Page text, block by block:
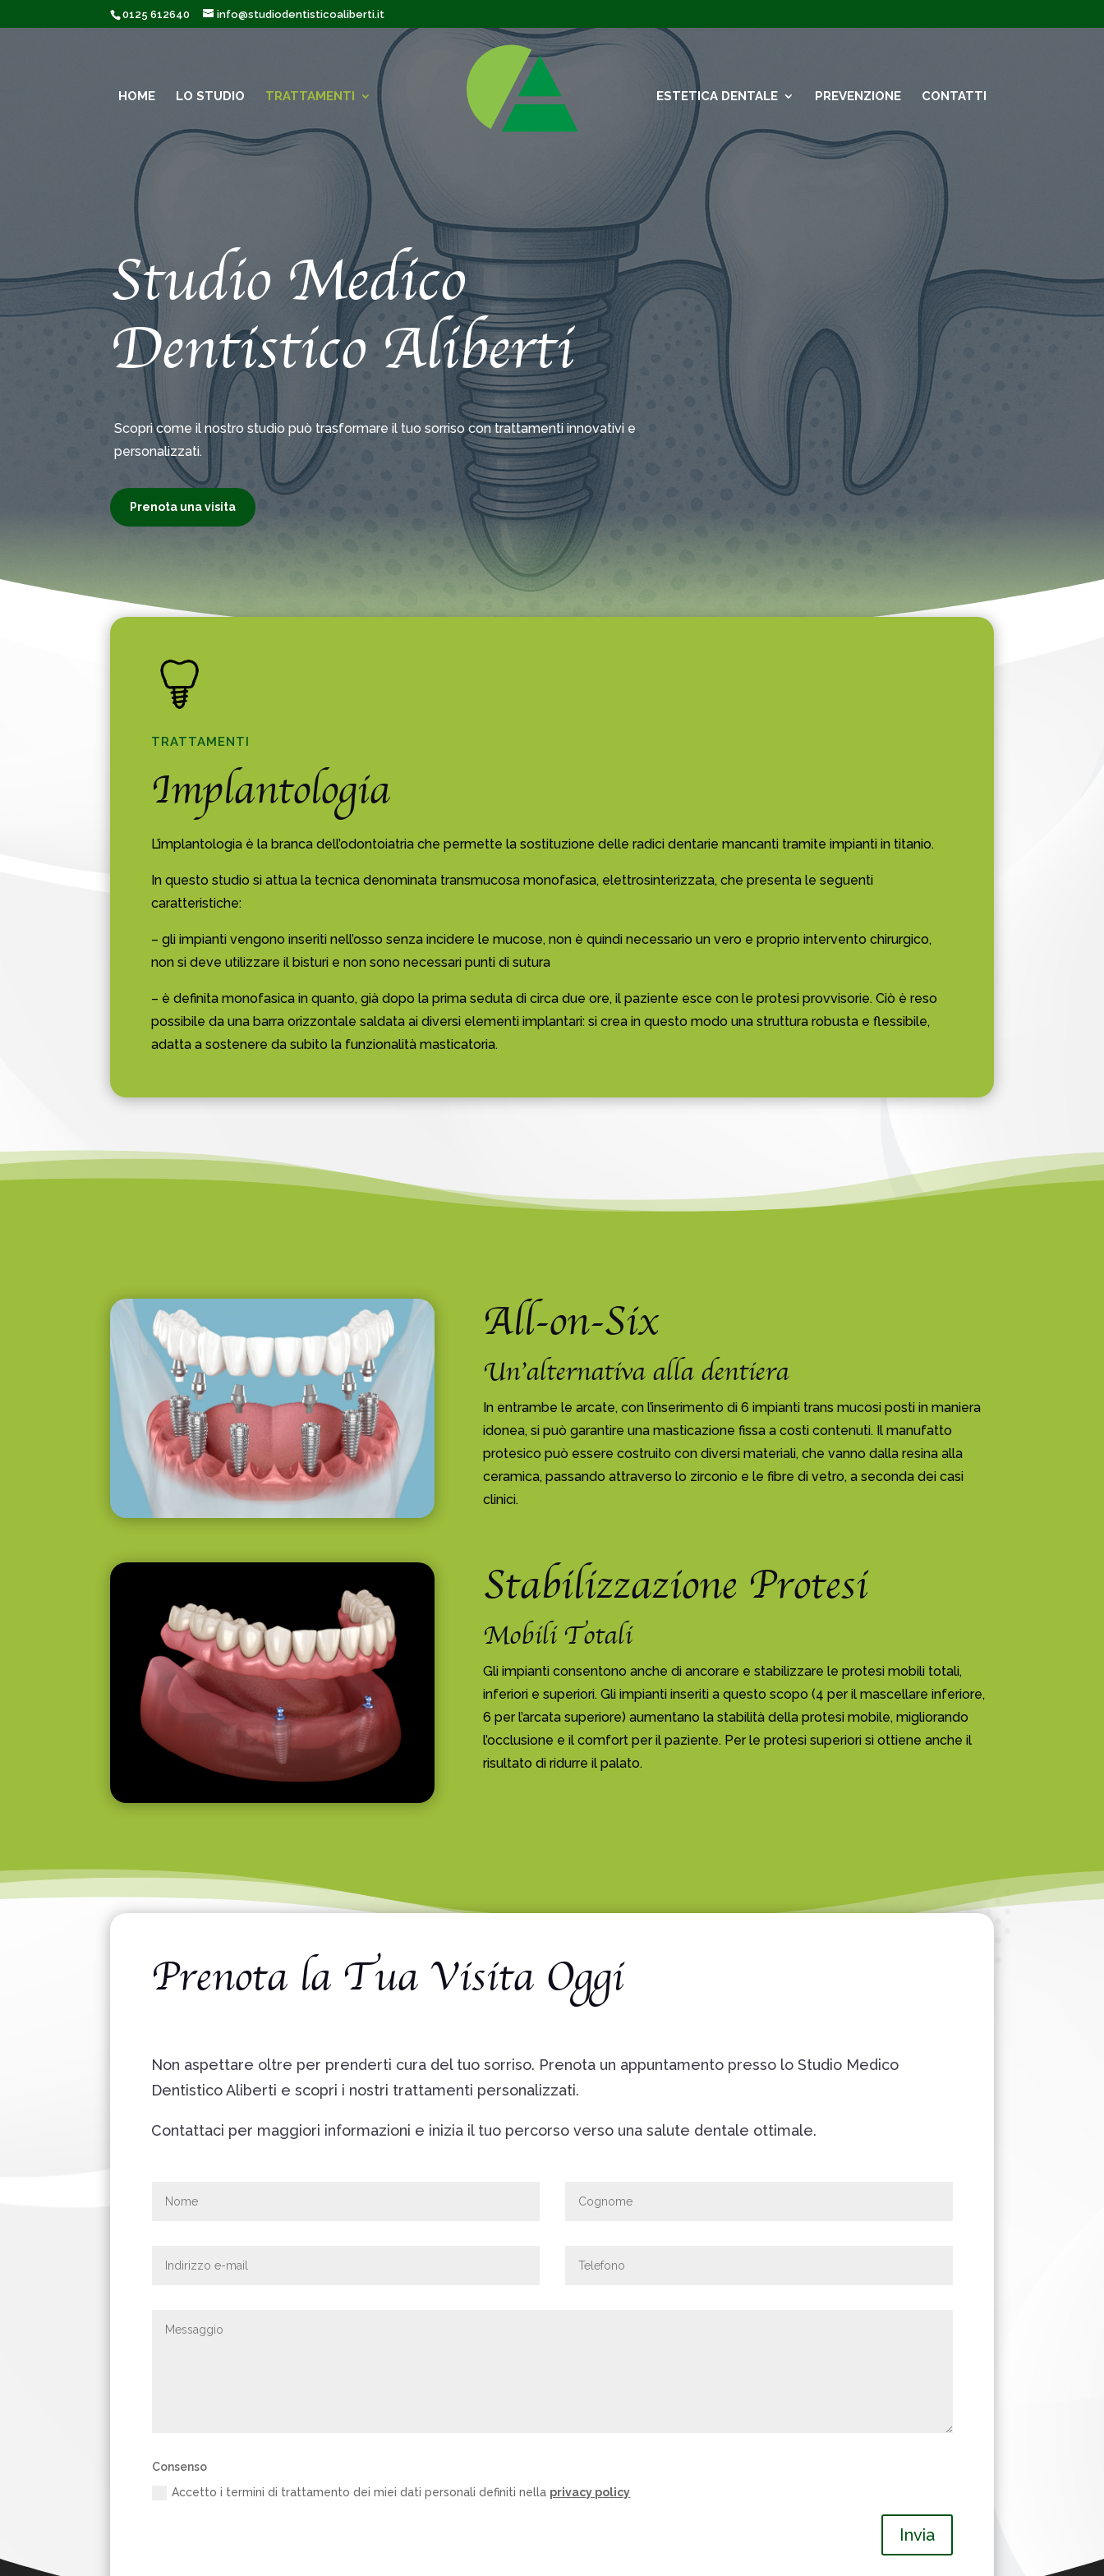
0125 612640 info@studiodentisticoaliberti.it
HOME LO STUDIO TRATTAMENTI ESTETICA DENTALE PREVENZIONE CONTATTI
Studio Medico
Dentistico Aliberti
Scopri come il nostro studio può trasformare il tuo sorriso con trattamenti innovativi e
personalizzati.
Prenota una visita
TRATTAMENTI
Implantologia
L’implantologia è la branca dell’odontoiatria che permette la sostituzione delle radici dentarie mancanti tramite impianti in titanio.
In questo studio si attua la tecnica denominata transmucosa monofasica, elettrosinterizzata, che presenta le seguenti
caratteristiche:
– gli impianti vengono inseriti nell’osso senza incidere le mucose, non è quindi necessario un vero e proprio intervento chirurgico,
non si deve utilizzare il bisturi e non sono necessari punti di sutura
– è definita monofasica in quanto, già dopo la prima seduta di circa due ore, il paziente esce con le protesi provvisorie. Ciò è reso
possibile da una barra orizzontale saldata ai diversi elementi implantari: si crea in questo modo una struttura robusta e flessibile,
adatta a sostenere da subito la funzionalità masticatoria.
All-on-Six
Un’alternativa alla dentiera
In entrambe le arcate, con l’inserimento di 6 impianti trans mucosi posti in maniera
idonea, si può garantire una masticazione fissa a costi contenuti. Il manufatto
protesico può essere costruito con diversi materiali, che vanno dalla resina alla
ceramica, passando attraverso lo zirconio e le fibre di vetro, a seconda dei casi
clinici.
Stabilizzazione Protesi
Mobili Totali
Gli impianti consentono anche di ancorare e stabilizzare le protesi mobili totali,
inferiori e superiori. Gli impianti inseriti a questo scopo (4 per il mascellare inferiore,
6 per l’arcata superiore) aumentano la stabilità della protesi mobile, migliorando
l’occlusione e il comfort per il paziente. Per le protesi superiori si ottiene anche il
risultato di ridurre il palato.
Prenota la Tua Visita Oggi
Non aspettare oltre per prenderti cura del tuo sorriso. Prenota un appuntamento presso lo Studio Medico
Dentistico Aliberti e scopri i nostri trattamenti personalizzati.
Contattaci per maggiori informazioni e inizia il tuo percorso verso una salute dentale ottimale.
Consenso
Accetto i termini di trattamento dei miei dati personali definiti nella privacy policy
Invia